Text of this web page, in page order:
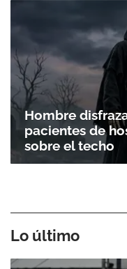
Hombre
pacientes de
sobre el techo
Lo último